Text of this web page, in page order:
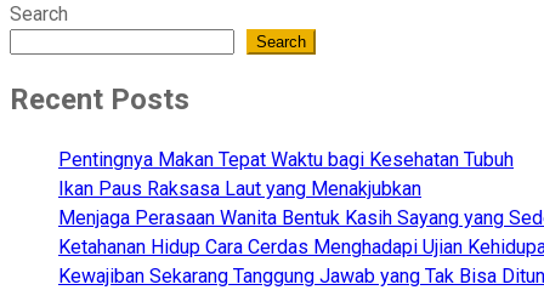
Search
Search
Recent Posts
Pentingnya Makan Tepat Waktu bagi Kesehatan Tubuh
Ikan Paus Raksasa Laut yang Menakjubkan
Menjaga Perasaan Wanita Bentuk Kasih Sayang yang
Ketahanan Hidup Cara Cerdas Menghadapi Ujian
Kewajiban Sekarang Tanggung Jawab yang Tak Bisa